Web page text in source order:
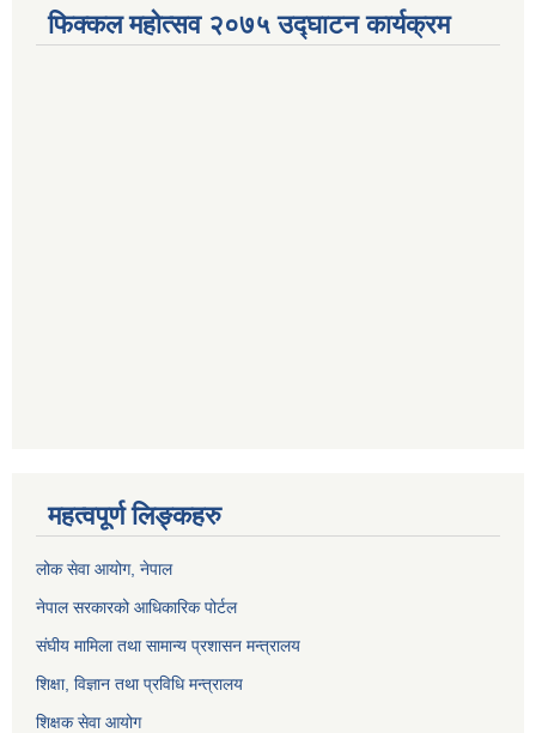
फिक्कल महोत्सव २०७५ उद्घाटन कार्यक्रम
महत्वपूर्ण लिङ्कहरु
लोक सेवा आयोग, नेपाल
नेपाल सरकारको आधिकारिक पोर्टल
संघीय मामिला तथा सामान्य प्रशासन मन्त्रालय
शिक्षा, विज्ञान तथा प्रविधि मन्त्रालय
शिक्षक सेवा आयोग